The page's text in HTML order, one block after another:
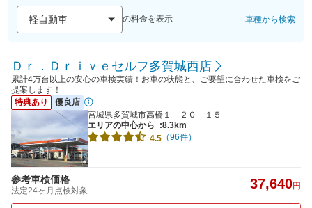
の料金を表示 車種から検索
Ｄｒ．Ｄｒｉｖｅセルフ多賀城西店
累計4万台以上の安心の車検実績！お車の状態と、ご要望に合わせた車検をご
提案します！
特典あり
優良店
宮城県多賀城市高橋１－２０－１５
エリアの中心から
:8.3km
4.5 （96件）
参考車検価格
法定24ヶ月点検対象 37,640円